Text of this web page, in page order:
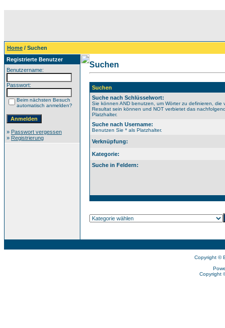
Home / Suchen
Registrierte Benutzer
Benutzername:
Passwort:
Beim nächsten Besuch
automatisch anmelden?
» Passwort vergessen
» Registrierung
Suchen
Suchen
Suche nach Schlüsselwort:
Sie können AND benutzen, um Wörter zu definieren, die
Resultat sein können und NOT verbietet das
Platzhalter.
Suche nach Username:
Benutzen Sie * als Platzhalter.
Verknüpfung:
Kategorie:
Suche in Feldern:
Copyright ©
Copyright